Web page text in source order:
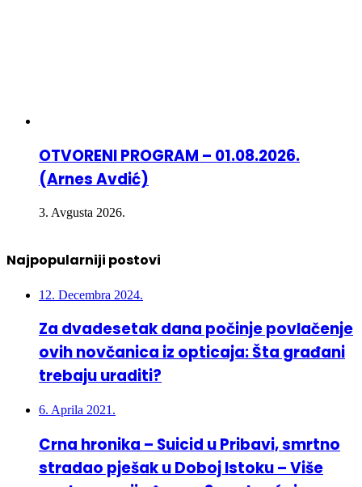
OTVORENI PROGRAM – 01.08.2026.
(Arnes Avdić)
3. Avgusta 2026.
Najpopularniji postovi
12. Decembra 2024.
Za dvadesetak dana počinje povlačenje
ovih novčanica iz opticaja: Šta građani
trebaju uraditi?
6. Aprila 2021.
Crna hronika – Suicid u Pribavi, smrtno
stradao pješak u Doboj Istoku – Više